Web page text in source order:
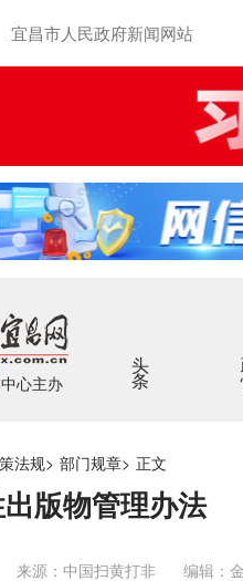
昌市人民政府新闻网站
心主办
头条
法规> 部门规章> 正文
版物管理办法
来源：中国扫黄打非 编辑：